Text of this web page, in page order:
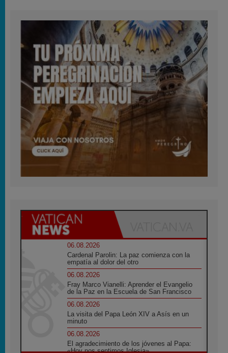
06.08.2026
Cardenal Parolin: La paz comienza con la
empatía al dolor del otro
06.08.2026
Fray Marco Vianelli: Aprender el Evangelio
de la Paz en la Escuela de San Francisco
06.08.2026
La visita del Papa León XIV a Asís en un
minuto
06.08.2026
El agradecimiento de los jóvenes al Papa:
«Hoy nos sentimos Iglesia»